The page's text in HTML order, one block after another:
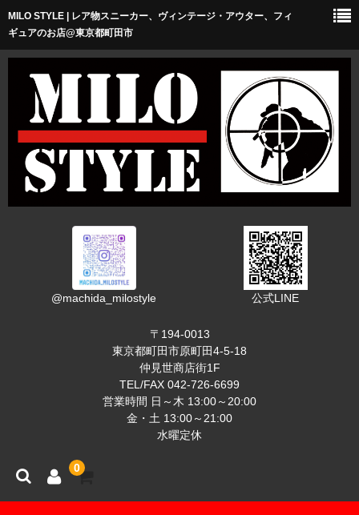
ショップについて
アクセス
オススメリンク
お問い合わせ
MILO STYLE | レア物スニーカー、ヴィンテージ・アウター、フィ
ギュアのお店@東京都町田市
@machida_milostyle 公式LINE
〒194-0013
東京都町田市原町田4-5-18
仲見世商店街1F
TEL/FAX 042-726-6699
営業時間 日～木 13:00～20:00
金・土 13:00～21:00
水曜定休
0